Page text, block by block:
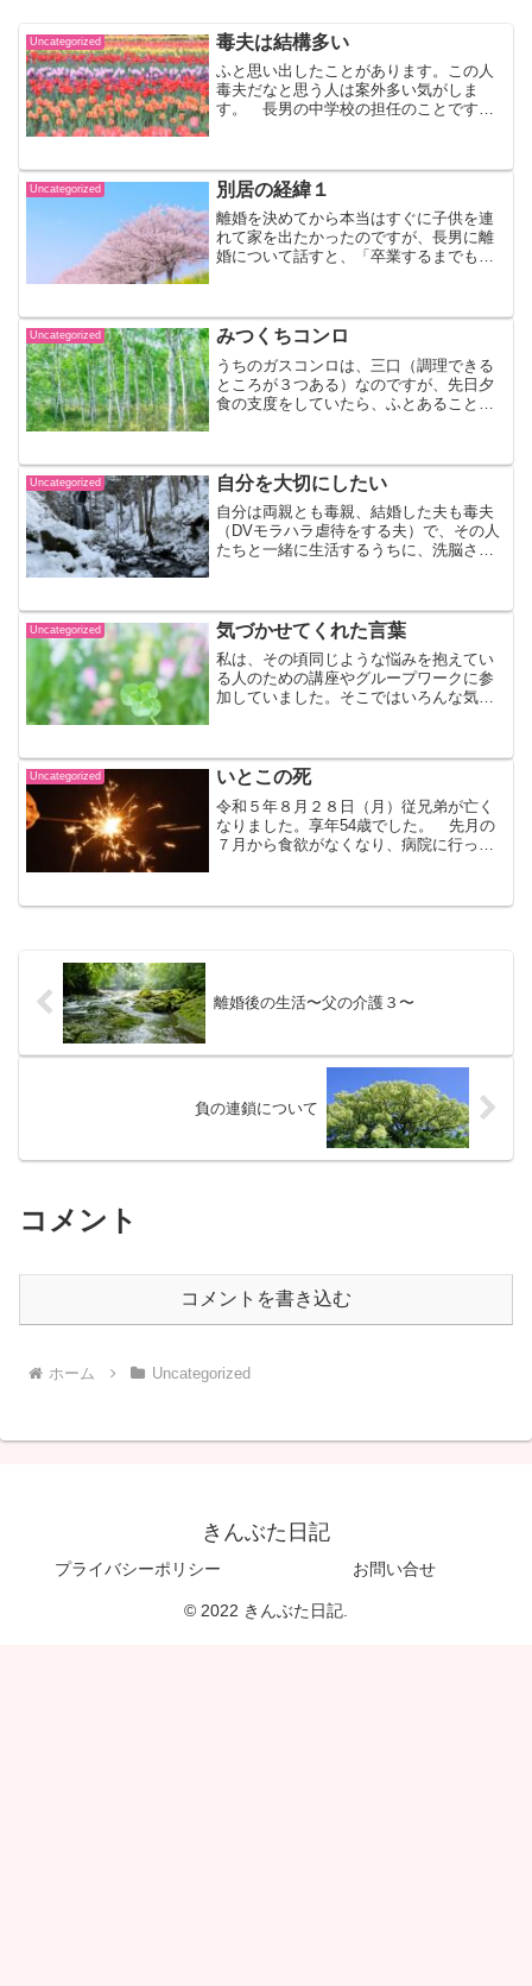
Uncategorized 毒夫は結構多い
ふと思い出したことがあります。この人
毒夫だなと思う人は案外多い気がしま
す。 長男の中学校の担任のことです。
ていました。一生懸命な感じはするんで
すが、それがわざとらしい感...
Uncategorized 別居の経緯１
離婚を決めてから本当はすぐに子供を連
れて家を出たかったのですが、長男に離
婚について話すと、「卒業するまでもう
と過ごしてきた学校のみん...
Uncategorized みつくちコンロ
うちのガスコンロは、三口（調理できる
ところが３つある）なのですが、先日夕
食の支度をしていたら、ふとあることを
たことがあります。その...
Uncategorized 自分を大切にしたい
自分は両親とも毒親、結婚した夫も毒夫
（DVモラハラ虐待をする夫）で、その人
たちと一緒に生活するうちに、洗脳さ
人生を長く続けていました。その洗脳か
ら４〜5年前に解けて、今...
Uncategorized 気づかせてくれた言葉
私は、その頃同じような悩みを抱えてい
る人のための講座やグループワークに参
加していました。そこではいろんな気づ
に質問してみたいと思いました。本当
は、そういう時間を設けてい...
Uncategorized いとこの死
令和５年８月２８日（月）従兄弟が亡く
なりました。享年54歳でした。 先月の
７月から食欲がなくなり、病院に行った
離婚後の生活〜父の介護３〜
負の連鎖について
コメント
コメントを書き込む
ホーム Uncategorized
きんぶた日記
プライバシーポリシー お問い合せ
© 2022 きんぶた日記.